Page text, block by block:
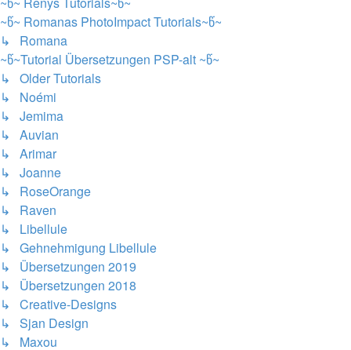
~წ~ Romanas PhotoImpact Tutorials~წ~
↳ Romana
~წ~Tutorial Übersetzungen PSP-alt ~წ~
↳ Older Tutorials
↳ Noémi
↳ Jemima
↳ Auvian
↳ Arimar
↳ Joanne
↳ RoseOrange
↳ Raven
↳ Libellule
↳ Gehnehmigung Libellule
↳ Übersetzungen 2019
↳ Übersetzungen 2018
↳ Creative-Designs
↳ Sjan Design
↳ Maxou